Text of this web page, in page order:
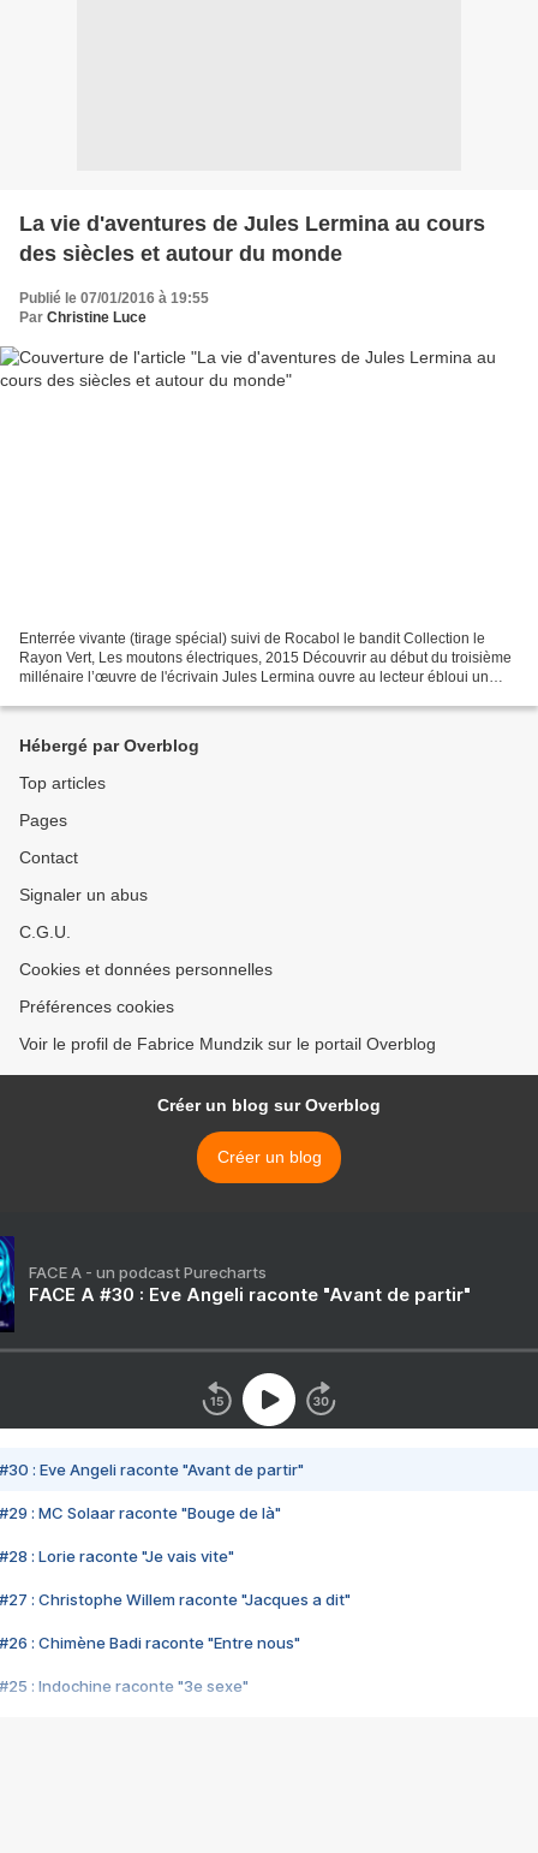
La vie d'aventures de Jules Lermina au cours
des siècles et autour du monde
Publié le 07/01/2016 à 19:55
Par Christine Luce
Enterrée vivante (tirage spécial) suivi de Rocabol le bandit Collection le
Rayon Vert, Les moutons électriques, 2015 Découvrir au début du troisième
millénaire l’œuvre de l'écrivain Jules Lermina ouvre au lecteur ébloui un
Hébergé par Overblog
Top articles
Pages
Contact
Signaler un abus
C.G.U.
Cookies et données personnelles
Préférences cookies
Voir le profil de Fabrice Mundzik sur le portail Overblog
Créer un blog sur Overblog
Créer un blog
FACE A - un podcast Purecharts
FACE A #30 : Eve Angeli raconte "Avant de partir"
#30 : Eve Angeli raconte "Avant de partir"
#29 : MC Solaar raconte "Bouge de là"
#28 : Lorie raconte "Je vais vite"
#27 : Christophe Willem raconte "Jacques a dit"
#26 : Chimène Badi raconte "Entre nous"
#25 : Indochine raconte "3e sexe"